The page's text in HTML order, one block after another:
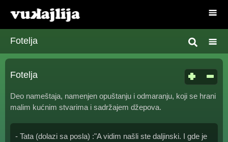
Fotelja
Fotelja
Deo nameštaja, namenjen opuštanju i odmaranju, koji se hrani
malim kućnim stvarima i sadržajem džepova.
- Tata (dolazi sa posla) :"A vidim našli ste daljinski. I gde je